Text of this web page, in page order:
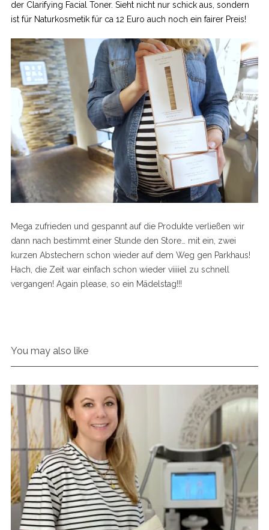
der Clarifying Facial Toner. Sieht nicht nur schick aus, sondern
ist für Naturkosmetik für ca 12 Euro auch noch ein fairer Preis!
Mega zufrieden und gespannt auf die Produkte verließen wir
dann nach bestimmt einer Stunde den Store… mit ein, zwei
kurzen Abstechern schon wieder auf dem Weg gen Parkhaus!
Hach, die Zeit war einfach schon wieder viiiiel zu schnell
vergangen! Again please, so ein Mädelstag!!!
You may also like